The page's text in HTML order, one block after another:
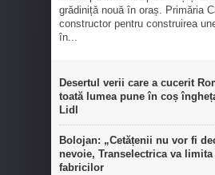
grădiniță nouă în oraș. Primăria
constructor pentru construirea
în...
Desertul verii care a cucerit
toată lumea pune în coș
Lidl
Bolojan: „Cetățenii nu vor fi
nevoie, Transelectrica va
fabricilor